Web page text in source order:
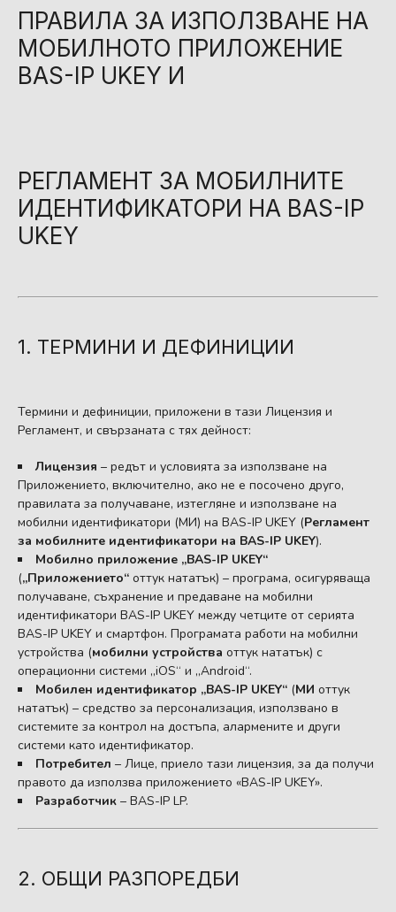
ПРАВИЛА ЗА ИЗПОЛЗВАНЕ НА
МОБИЛНОТО ПРИЛОЖЕНИЕ
BAS-IP UKEY И
РЕГЛАМЕНТ ЗА МОБИЛНИТЕ
ИДЕНТИФИКАТОРИ НА BAS-IP
UKEY
1. ТЕРМИНИ И ДЕФИНИЦИИ
Термини и дефиниции, приложени в тази Лицензия и
Регламент, и свързаната с тях дейност:
Лицензия – редът и условията за използване на
Приложението, включително, ако не е посочено друго,
правилата за получаване, изтегляне и използване на
мобилни идентификатори (МИ) на BAS-IP UKEY (Регламент
за мобилните идентификатори на BAS-IP UKEY).
Мобилно приложение „BAS-IP UKEY“
(„Приложението“ оттук нататък) – програма, осигуряваща
получаване, съхранение и предаване на мобилни
идентификатори BAS-IP UKEY между четците от серията
BAS-IP UKEY и смартфон. Програмата работи на мобилни
устройства (мобилни устройства оттук нататък) с
операционни системи „iOS“ и „Android“.
Мобилен идентификатор „BAS-IP UKEY“ (МИ оттук
нататък) – средство за персонализация, използвано в
системите за контрол на достъпа, алармените и други
системи като идентификатор.
Потребител – Лице, приело тази лицензия, за да получи
правото да използва приложението «BAS-IP UKEY».
Разработчик – BAS-IP LP.
2. ОБЩИ РАЗПОРЕДБИ